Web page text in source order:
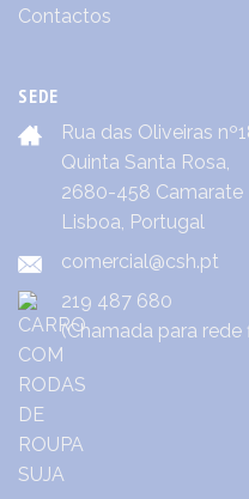
Contactos
SEDE
Rua das Oliveiras
Quinta Santa Rosa,
2680-458 Camarate
Lisboa, Portugal
comercial@csh.pt
219 487 680
(Chamada para rede